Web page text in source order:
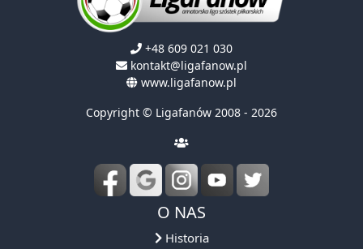
kontakt@ligafanow.pl
www.ligafanow.pl
O NAS